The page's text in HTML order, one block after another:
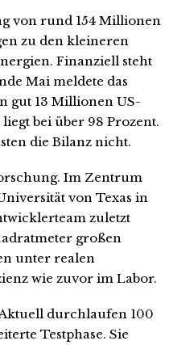
von rund 154 Millionen
zu den kleineren
Finanziell steht
Mai meldete das
gut 13 Millionen US-
bei über 98 Prozent.
die Bilanz nicht.
Im Zentrum
von Texas in
zuletzt
großen
unter realen
wie zuvor im Labor.
durchlaufen 100
Testphase. Sie